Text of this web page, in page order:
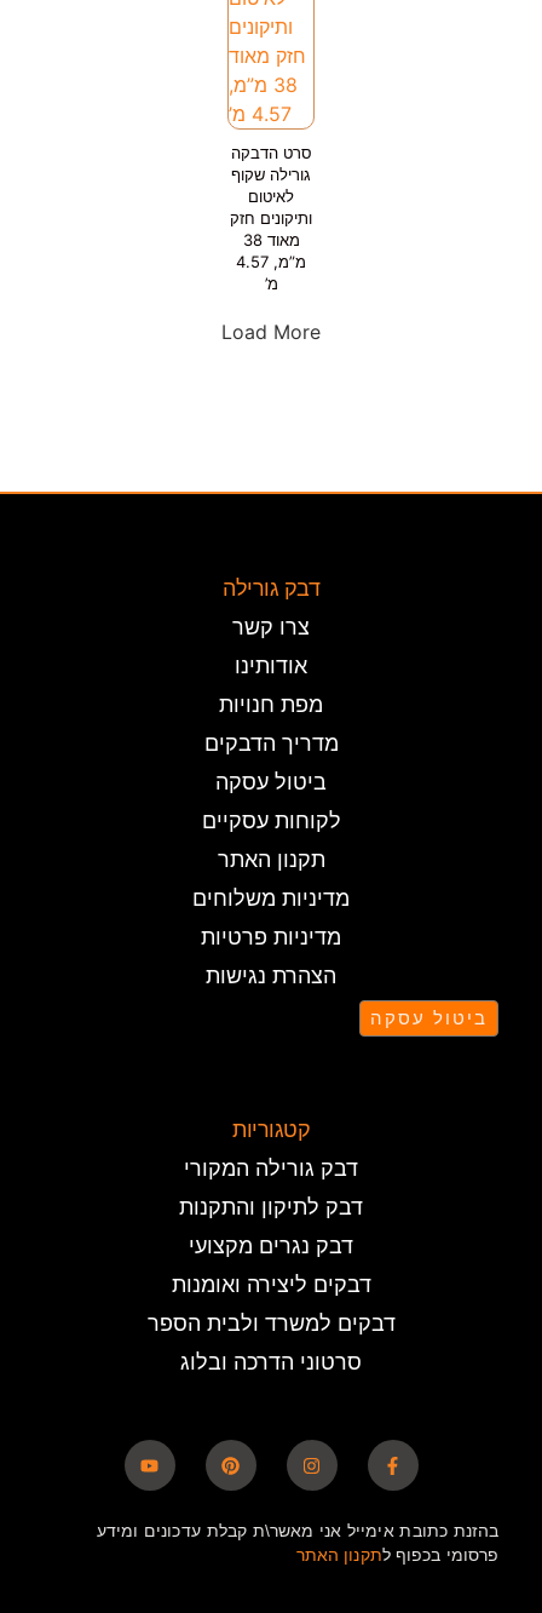
סרט הדבקה
גורילה שקוף
לאיטום
ותיקונים חזק
מאוד 38
מ”מ, 4.57
מ’
Load More
בהזנת כתובת אימייל אני מאשר\ת קבלת עדכונים ומידע
פרסומי בכפוף לתקנון האתר
קטגוריות
דבק גורילה המקורי
דבק לתיקון והתקנות
דבק נגרים מקצועי
דבקים ליצירה ואומנות
דבקים למשרד ולבית הספר
סרטוני הדרכה ובלוג
דבק גורילה
צרו קשר
אודותינו
מפת חנויות
מדריך הדבקים
ביטול עסקה
לקוחות עסקיים
תקנון האתר
מדיניות משלוחים
מדיניות פרטיות
הצהרת נגישות
ביטול עסקה